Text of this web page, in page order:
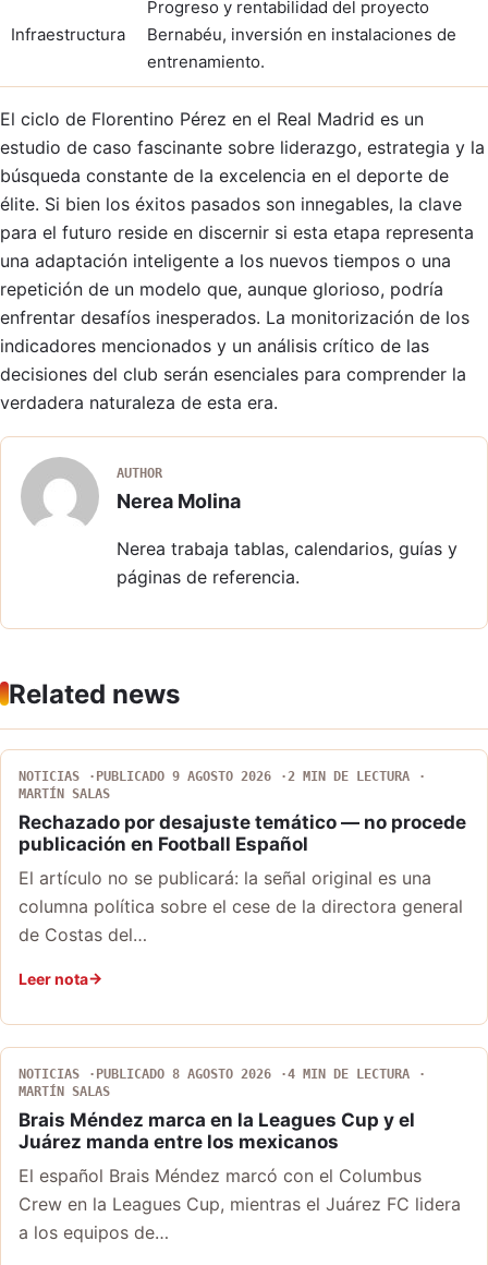
Infraestructura
Progreso y rentabilidad del proyecto
Bernabéu, inversión en instalaciones de
entrenamiento.
El ciclo de Florentino Pérez en el Real Madrid es un
estudio de caso fascinante sobre liderazgo, estrategia y la
búsqueda constante de la excelencia en el deporte de
élite. Si bien los éxitos pasados son innegables, la clave
para el futuro reside en discernir si esta etapa representa
una adaptación inteligente a los nuevos tiempos o una
repetición de un modelo que, aunque glorioso, podría
enfrentar desafíos inesperados. La monitorización de los
indicadores mencionados y un análisis crítico de las
decisiones del club serán esenciales para comprender la
verdadera naturaleza de esta era.
AUTHOR
Nerea Molina
Nerea trabaja tablas, calendarios, guías y
páginas de referencia.
Related news
NOTICIAS PUBLICADO 9 AGOSTO 2026
2 MIN DE LECTURA
MARTÍN SALAS
Rechazado por desajuste temático — no procede
publicación en Football Español
El artículo no se publicará: la señal original es una
columna política sobre el cese de la directora general
de Costas del…
Leer nota
NOTICIAS PUBLICADO 8 AGOSTO 2026
4 MIN DE LECTURA
MARTÍN SALAS
Brais Méndez marca en la Leagues Cup y el
Juárez manda entre los mexicanos
El español Brais Méndez marcó con el Columbus
Crew en la Leagues Cup, mientras el Juárez FC lidera
a los equipos de…